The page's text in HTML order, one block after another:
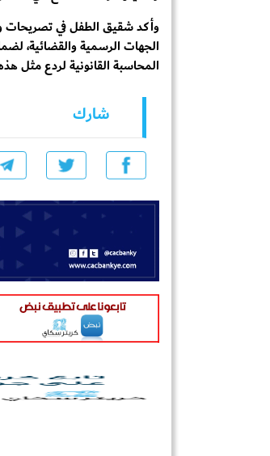
وأكد شقيق الطفل في تصريحات
الجهات الرسمية والقضائية،
المحاسبة القانونية لردع مثل
شارك